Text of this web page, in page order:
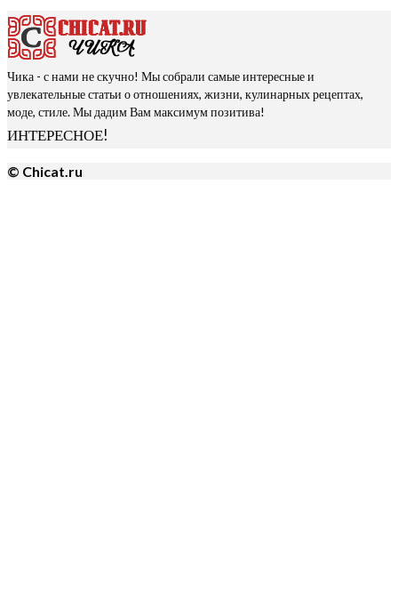
Чика - с нами не скучно! Мы собрали самые интересные и
увлекательные статьи о отношениях, жизни, кулинарных рецептах,
моде, стиле. Мы дадим Вам максимум позитива!
ИНТЕРЕСНОЕ!
© Chicat.ru